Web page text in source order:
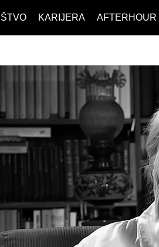
KARIJERA
LJUDI (HR)
MOJ UGAO
USAVRŠAVANJE
KNOW-HOW
AFTERHOUR
KNJIGE
AUTO
STIL
POSAO
USAVRŠAVANJE
KNOW-HOW
FILM I
STIL